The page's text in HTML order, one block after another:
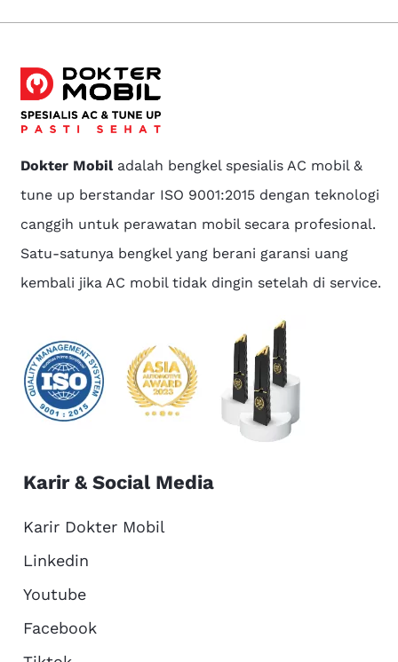
Dokter Mobiladalah bengkel spesialis AC mobil &
tune up berstandar ISO 9001:2015 dengan teknologi
canggih untuk perawatan mobil secara profesional.
Satu-satunya bengkel yang berani garansi uang
kembali jika AC mobil tidak dingin setelah di service.
Karir & Social Media
Karir Dokter Mobil
Linkedin
Youtube
Facebook